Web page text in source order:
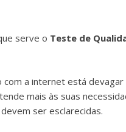
serve o Teste de
com a internet está devagar
mais às suas
ser esclarecidas.